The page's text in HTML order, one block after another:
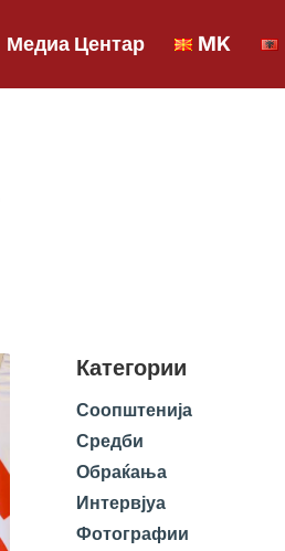
Медиа Центар MK
Категории
Соопштенија
Средби
Обраќања
Интервјуа
Фотографии